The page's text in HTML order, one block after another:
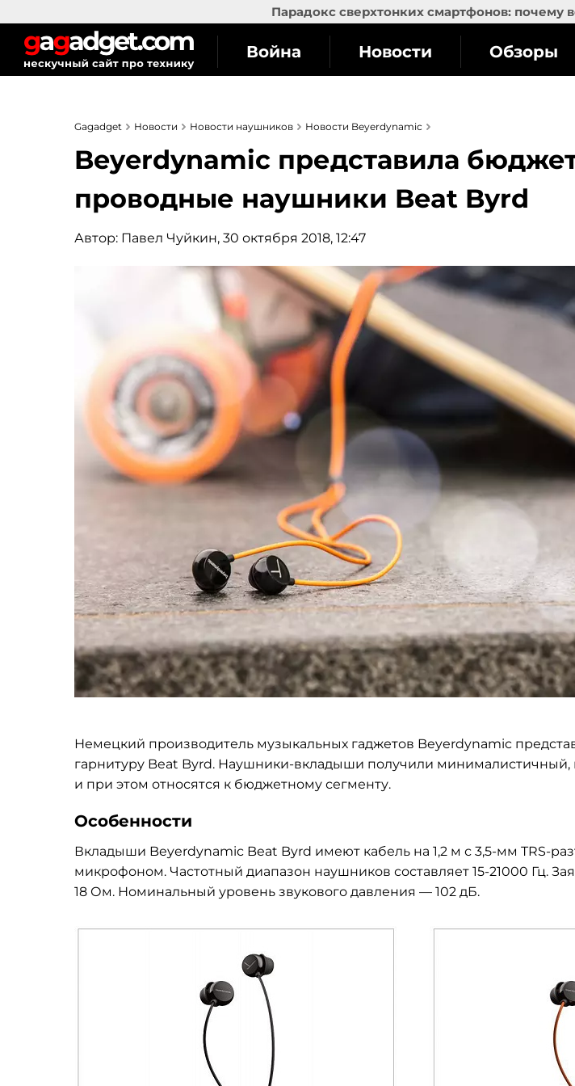
Парадокс сверхтонких смартфонов: почему
Война Новости Обзоры
Gagadget Новости Новости наушников Новости Beyerdynamic
Beyerdynamic представила
проводные наушники Beat Byrd
Автор: Павел Чуйкин, 30 октября 2018, 12:47
Немецкий производитель музыкальных гаджетов Beyerdynamic
гарнитуру Beat Byrd. Наушники-вкладыши получили минималистичный,
и при этом относятся к бюджетному сегменту.
Особенности
Вкладыши Beyerdynamic Beat Byrd имеют кабель на 1,2 м с 3,5-мм TRS-
микрофоном. Частотный диапазон наушников составляет 15-21000 Гц.
18 Ом. Номинальный уровень звукового давления — 102 дБ.